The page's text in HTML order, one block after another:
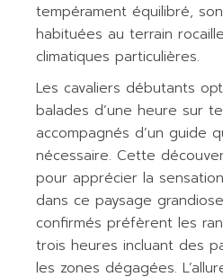
tempérament équilibré,
habituées au terrain
climatiques particulières.
Les cavaliers débutants
balades d’une heure sur
accompagnés d’un guide
nécessaire. Cette
pour apprécier la
dans ce paysage
confirmés préfèrent les
trois heures incluant des
les zones dégagées.